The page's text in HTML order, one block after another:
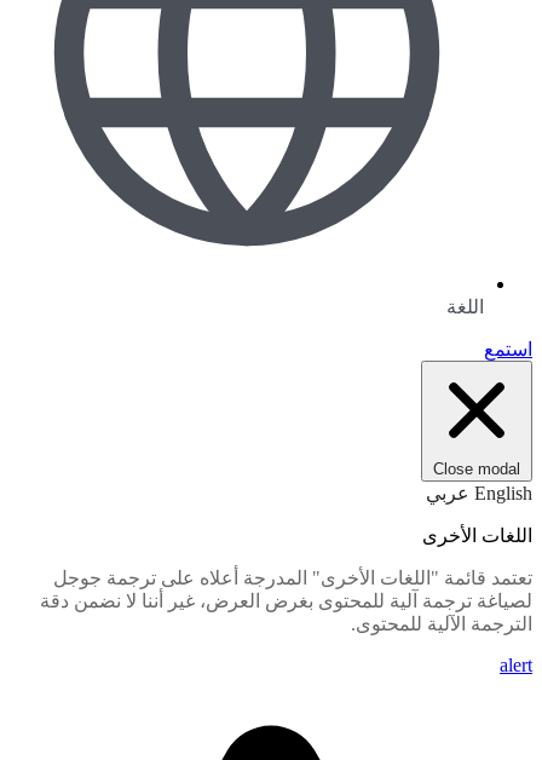
اللغة
استمع
Close modal
English عربي
اللغات الأخرى
تعتمد قائمة "اللغات الأخرى" المدرجة أعلاه على ترجمة جوجل
لصياغة ترجمة آلية للمحتوى بغرض العرض، غير أننا لا نضمن دقة
الترجمة الآلية للمحتوى.
alert